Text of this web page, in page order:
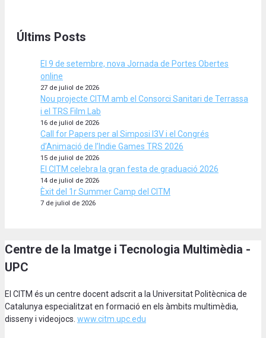
Últims Posts
El 9 de setembre, nova Jornada de Portes Obertes
online
27 de juliol de 2026
Nou projecte CITM amb el Consorci Sanitari de Terrassa
i el TRS Film Lab
16 de juliol de 2026
Call for Papers per al Simposi I3V i el Congrés
d’Animació de l’Indie Games TRS 2026
15 de juliol de 2026
El CITM celebra la gran festa de graduació 2026
14 de juliol de 2026
Èxit del 1r Summer Camp del CITM
7 de juliol de 2026
Centre de la Imatge i Tecnologia Multimèdia -
UPC
El CITM és un centre docent adscrit a la Universitat Politècnica de
Catalunya especialitzat en formació en els àmbits multimèdia,
disseny i videojocs. www.citm.upc.edu